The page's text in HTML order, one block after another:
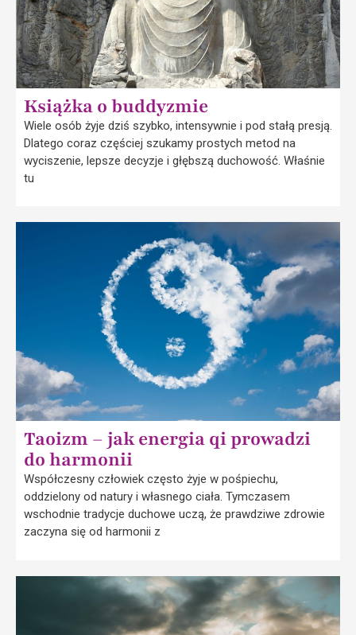
Książka o buddyzmie
Wiele osób żyje dziś szybko, intensywnie i pod stałą presją.
Dlatego coraz częściej szukamy prostych metod na
wyciszenie, lepsze decyzje i głębszą duchowość. Właśnie
tu
Taoizm – jak energia qi prowadzi
do harmonii
Współczesny człowiek często żyje w pośpiechu,
oddzielony od natury i własnego ciała. Tymczasem
wschodnie tradycje duchowe uczą, że prawdziwe zdrowie
zaczyna się od harmonii z